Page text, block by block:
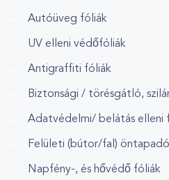
Autóüveg fóliák
UV elleni védőfóliák
Antigraffiti fóliák
Biztonsági / törésgátló,
Adatvédelmi/ belátás elleni
Felületi (bútor/fal)
Napfény-, és hővédő fóliák